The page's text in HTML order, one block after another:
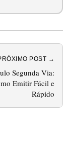
POST →
Segunda Via:
Emitir Fácil e
Rápido